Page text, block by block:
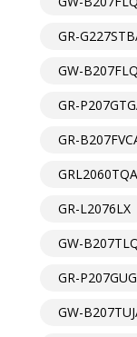
GR-
GW-
GR-
GR-
GRL2060TQA
GR-L2076LX
GW-
GR-
GW-